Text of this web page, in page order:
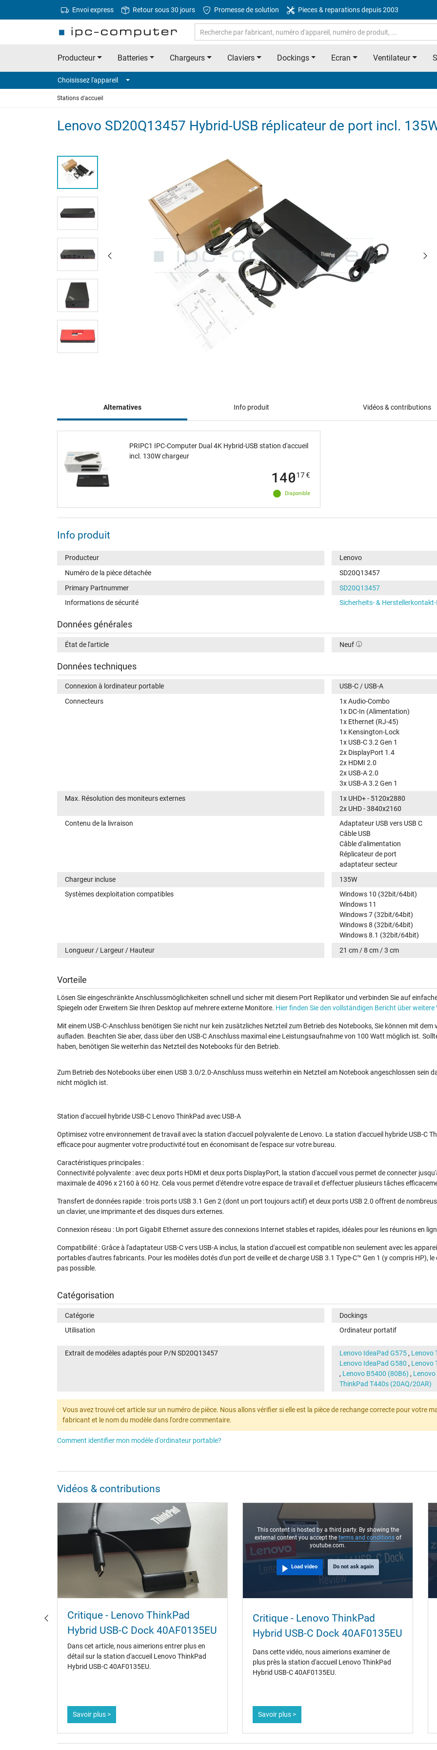
Envoi express Retour sous 30 jours Promesse de solution Pieces & reparations depuis 2003
Producteur Batteries Chargeurs Claviers Dockings Ecran Ventilateur
Choisissez l'appareil
Stations d'accueil
Lenovo SD20Q13457 Hybrid-USB réplicateur de port incl.
Alternatives Info produit Vidéos & contributions
PRIPC1 IPC-Computer Dual 4K Hybrid-USB station d'accueil
incl. 130W chargeur
Disponible
14017 €
Info produit
Producteur
Lenovo
Numéro de la pièce détachée
SD20Q13457
Primary Partnummer
SD20Q13457
Informations de sécurité
Sicherheits- &
Données générales
État de l'article Neuf
Données techniques
Connexion à lordinateur portable
USB-C / USB-A
Connecteurs
1x Audio-Combo
1x DC-In (Alimentation)
1x Ethernet (RJ-45)
1x Kensington-Lock
1x USB-C 3.2 Gen 1
2x DisplayPort 1.4
2x HDMI 2.0
2x USB-A 2.0
3x USB-A 3.2 Gen 1
Max. Résolution des moniteurs externes
1x UHD+ - 5120x2880
2x UHD - 3840x2160
Contenu de la livraison
Adaptateur USB vers USB C
Câble USB
Câble d'alimentation
Réplicateur de port
adaptateur secteur
Chargeur incluse
135W
Systèmes dexploitation compatibles
Windows 10 (32bit/64bit)
Windows 11
Windows 7 (32bit/64bit)
Windows 8 (32bit/64bit)
Windows 8.1 (32bit/64bit)
Longueur / Largeur / Hauteur
21 cm / 8 cm / 3 cm
Vorteile
Lösen Sie eingeschränkte Anschlussmöglichkeiten schnell und sicher mit diesem Port Replikator und verbinden Sie auf
Spiegeln oder Erweitern Sie Ihren Desktop auf mehrere externe Monitore. Hier finden Sie den vollständigen Bericht über weitere
Mit einem USB-C-Anschluss benötigen Sie nicht nur kein zusätzliches Netzteil zum Betrieb des Notebooks, Sie können mit
aufladen. Beachten Sie aber, dass über den USB-C Anschluss maximal eine Leistungsaufnahme von 100 Watt möglich ist.
haben, benötigen Sie weiterhin das Netzteil des Notebooks für den Betrieb.
Zum Betrieb des Notebooks über einen USB 3.0/2.0-Anschluss muss weiterhin ein Netzteil am Notebook angeschlossen sein
nicht möglich ist.
Station d'accueil hybride USB-C Lenovo ThinkPad avec USB-A
Optimisez votre environnement de travail avec la station d'accueil polyvalente de Lenovo. La station d'accueil hybride USB-C
efficace pour augmenter votre productivité tout en économisant de l'espace sur votre bureau.
Caractéristiques principales :
Connectivité polyvalente : avec deux ports HDMI et deux ports DisplayPort, la station d'accueil vous permet de connecter
maximale de 4096 x 2160 à 60 Hz. Cela vous permet d'étendre votre espace de travail et d'effectuer plusieurs tâches
Transfert de données rapide : trois ports USB 3.1 Gen 2 (dont un port toujours actif) et deux ports USB 2.0 offrent de
un clavier, une imprimante et des disques durs externes.
Connexion réseau : Un port Gigabit Ethernet assure des connexions Internet stables et rapides, idéales pour les réunions en
Compatibilité : Grâce à l'adaptateur USB-C vers USB-A inclus, la station d'accueil est compatible non seulement avec les
portables d'autres fabricants. Pour les modèles dotés d'un port de veille et de charge USB 3.1 Type-C™ Gen 1 (y compris HP),
pas possible.
Catégorisation
Catégorie
Dockings
Utilisation
Ordinateur portatif
Extrait de modèles adaptés pour P/N SD20Q13457 Lenovo IdeaPad G575, Lenovo
Lenovo IdeaPad G580 , Lenovo
, Lenovo B5400 (80B6) ,
ThinkPad T440s (20AQ/20AR)
Vous avez trouvé cet article sur un numéro de pièce. Nous allons vérifier si elle est la pièce de rechange correcte pour votre
fabricant et le nom du modèle dans l'ordre commentaire.
Comment identifier mon modèle d'ordinateur portable?
Vidéos & contributions
Critique - Lenovo ThinkPad
Hybrid USB-C Dock 40AF0135EU
Dans cet article, nous aimerions entrer plus en
détail sur la station d'accueil Lenovo ThinkPad
Hybrid USB-C 40AF0135EU.
Savoir plus >
This content is hosted by a third party. By showing the
external content you accept the terms and conditionsof
youtube.com.
Load video Do not ask again
Critique - Lenovo ThinkPad
Hybrid USB-C Dock 40AF0135EU
Dans cette vidéo, nous aimerions examiner de
plus près la station d'accueil Lenovo ThinkPad
Hybrid USB-C 40AF0135EU.
Savoir plus >